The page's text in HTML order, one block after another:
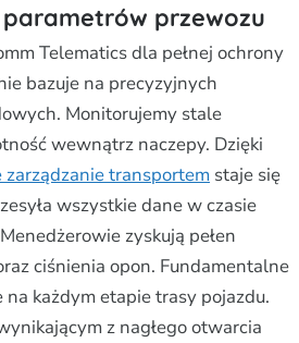
parametrów przewozu
Telematics dla pełnej ochrony
bazuje na precyzyjnych
Monitorujemy stale
wewnątrz naczepy. Dzięki
transportem staje się
wszystkie dane w czasie
zyskują pełen
ciśnienia opon. Fundamentalne
każdym etapie trasy pojazdu.
z nagłego otwarcia